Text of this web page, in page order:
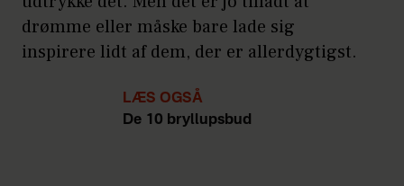
drømme eller måske bare lade sig
inspirere lidt af dem, der er allerdygtigst.
LÆS OGSÅ
De 10 bryllupsbud